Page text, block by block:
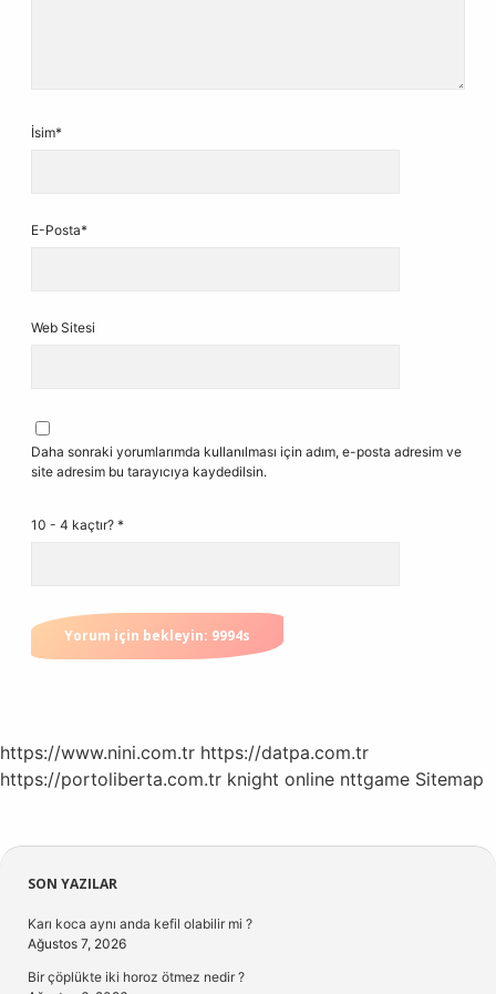
İsim*
E-Posta*
Web Sitesi
Daha sonraki yorumlarımda kullanılması için adım, e-posta adresim ve
site adresim bu tarayıcıya kaydedilsin.
10 - 4 kaçtır? *
https://www.nini.com.tr https://datpa.com.tr
https://portoliberta.com.tr knight online nttgame Sitemap
Sidebar
SON YAZILAR
Karı koca aynı anda kefil olabilir mi ?
Ağustos 7, 2026
Bir çöplükte iki horoz ötmez nedir ?